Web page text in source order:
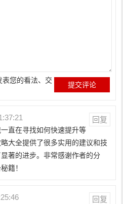
您的看法、交
回复
直在寻找如何快速提升等
大全提供了很多实用的建议和技
著的进步。非常感谢作者的分
籍！
回复